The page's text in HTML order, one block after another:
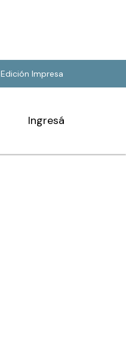
Edición Impresa
Ingresá